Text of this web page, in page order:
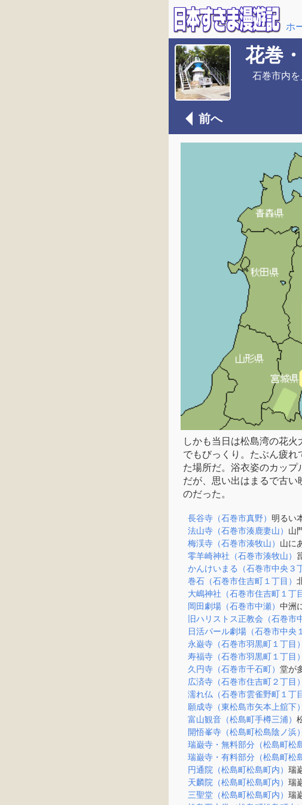
ホ
花巻
石巻市内
前へ
しかも当日は松島湾の花
でもびっくり。たぶん疲
た場所だ。浴衣姿のカッ
だが、思い出はまるで古
のだった。
長谷寺（石巻市真野） 明るい
法山寺（石巻市湊鹿妻山） 山
梅渓寺（石巻市湊牧山） 山に
零羊崎神社（石巻市湊牧山）
かんけいまる（石巻市中央３
巻石（石巻市住吉町１丁目）
大嶋神社（石巻市住吉町１丁
岡田劇場（石巻市中瀬） 中洲
旧ハリストス正教会（石巻市
日活パール劇場（石巻市中央
永巌寺（石巻市羽黒町１丁目）
寿福寺（石巻市羽黒町１丁目）
久円寺（石巻市千石町） 堂が
広済寺（石巻市住吉町２丁目）
濡れ仏（石巻市雲雀野町１丁
願成寺（東松島市矢本上舘下）
富山観音（松島町手樽三浦）
開悟峯寺（松島町松島陰ノ浜）
瑞巌寺・無料部分（松島町松
瑞巌寺・有料部分（松島町松
円通院（松島町松島町内） 瑞
天麟院（松島町松島町内） 瑞
三聖堂（松島町松島町内） 瑞